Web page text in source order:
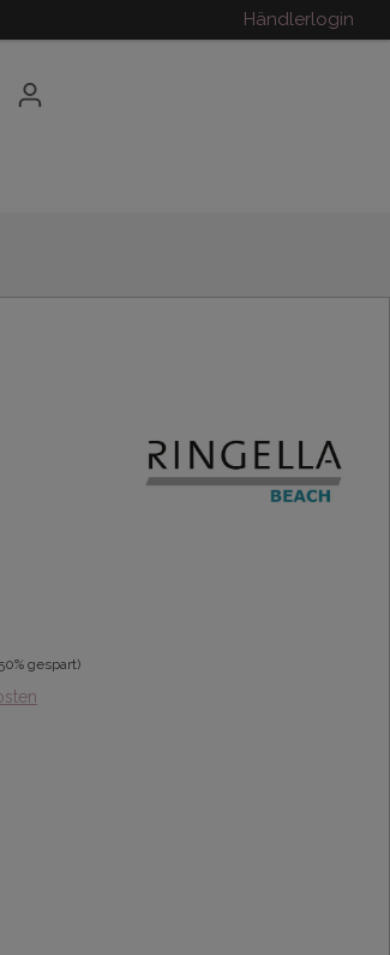
Händlerlogin
gespart)